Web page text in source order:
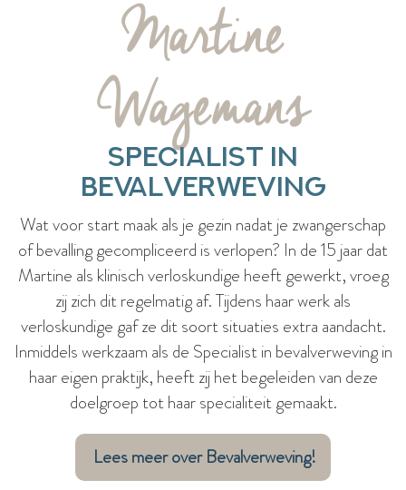
Martine
Wagemans
Specialist in
Bevalverweving
Wat voor start maak als je gezin nadat je zwangerschap
of bevalling gecompliceerd is verlopen? In de 15 jaar dat
Martine als klinisch verloskundige heeft gewerkt, vroeg
zij zich dit regelmatig af. Tijdens haar werk als
verloskundige gaf ze dit soort situaties extra aandacht.
Inmiddels werkzaam als de Specialist in bevalverweving in
haar eigen praktijk, heeft zij het begeleiden van deze
doelgroep tot haar specialiteit gemaakt.
Lees meer over Bevalverweving!